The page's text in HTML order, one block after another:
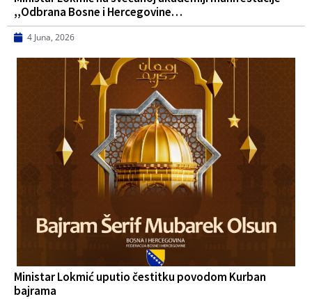
,,Odbrana Bosne i Hercegovine…
4 Juna, 2026
Ministar Lokmić uputio čestitku povodom Kurban
bajrama